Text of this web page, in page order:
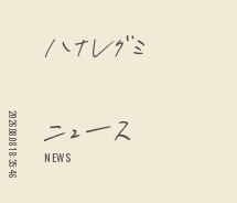
2026.08.08 18:35:46 NEWS